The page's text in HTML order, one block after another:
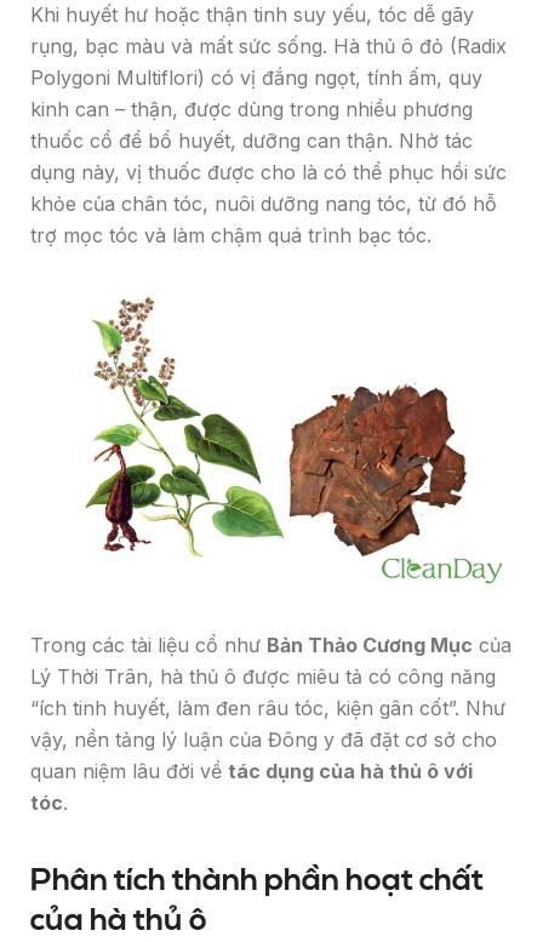
Khi huyết hư hoặc thận tinh suy yếu, tóc dễ gãy
rụng, bạc màu và mất sức sống. Hà thủ ô đỏ (Radix
Polygoni Multiflori) có vị đắng ngọt, tính ấm, quy
kinh can – thận, được dùng trong nhiều phương
thuốc cổ để bổ huyết, dưỡng can thận. Nhờ tác
dụng này, vị thuốc được cho là có thể phục hồi sức
khỏe của chân tóc, nuôi dưỡng nang tóc, từ đó hỗ
trợ mọc tóc và làm chậm quá trình bạc tóc.
Trong các tài liệu cổ như Bản Thảo Cương Mục của
Lý Thời Trân, hà thủ ô được miêu tả có công năng
“ích tinh huyết, làm đen râu tóc, kiện gân cốt”. Như
vậy, nền tảng lý luận của Đông y đã đặt cơ sở cho
quan niệm lâu đời về tác dụng của hà thủ ô với
tóc.
Phân tích thành phần hoạt chất
của hà thủ ô